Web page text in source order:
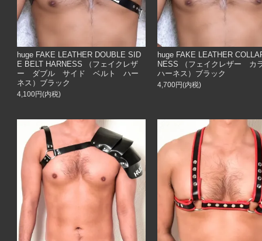
huge FAKE LEATHER DOUBLE SID
E BELT HARNESS （フェイクレザ
ー ダブル サイド ベルト ハー
ネス）ブラック
4,100円(内税)
huge FAKE LEATHER
NESS （フェイクレザー
ハーネス）ブラック
4,700円(内税)